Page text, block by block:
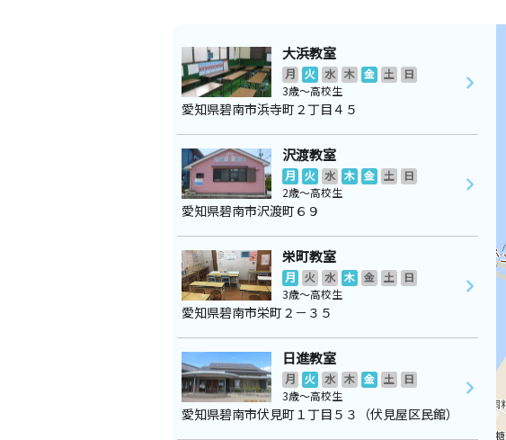
大浜教室
月 火 水 木 金 土
日
3歳～高校生
愛知県碧南市浜寺町２丁目４５
沢渡教室
月 火 水 木 金 土
日
2歳～高校生
愛知県碧南市沢渡町６９
栄町教室
月 火 水 木 金 土
日
3歳～高校生
愛知県碧南市栄町２－３５
日進教室
月 火 水 木 金 土
日
3歳～高校生
愛知県碧南市伏見町１丁目５３（伏見屋区民館）